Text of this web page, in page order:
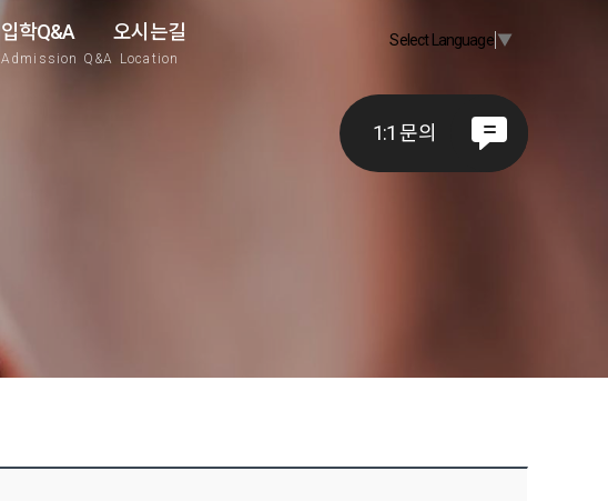
입학Q&A
Admission Q&A
오시는길
Location
Select Language ▼
1:1 문의